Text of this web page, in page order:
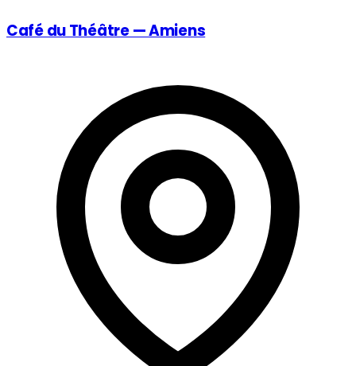
Café du Théâtre — Amiens